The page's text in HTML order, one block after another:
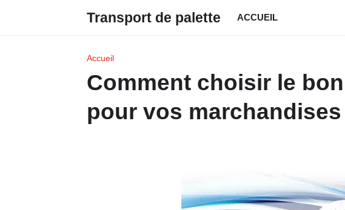
Transport de palette ACCUEIL
Accueil
Comment choisir le
pour vos marchandises